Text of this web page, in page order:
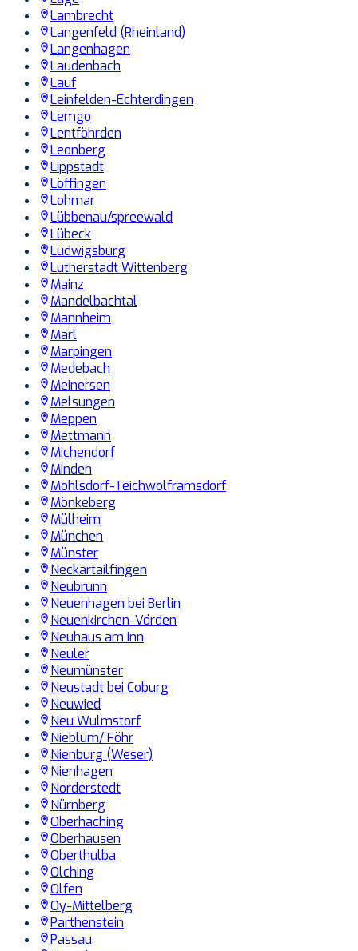
Lambrecht
Langenfeld (Rheinland)
Langenhagen
Laudenbach
Lauf
Leinfelden-Echterdingen
Lemgo
Lentföhrden
Leonberg
Lippstadt
Löffingen
Lohmar
Lübbenau/spreewald
Lübeck
Ludwigsburg
Lutherstadt Wittenberg
Mainz
Mandelbachtal
Mannheim
Marl
Marpingen
Medebach
Meinersen
Melsungen
Meppen
Mettmann
Michendorf
Minden
Mohlsdorf-Teichwolframsdorf
Mönkeberg
Mülheim
München
Münster
Neckartailfingen
Neubrunn
Neuenhagen bei Berlin
Neuenkirchen-Vörden
Neuhaus am Inn
Neuler
Neumünster
Neustadt bei Coburg
Neuwied
Neu Wulmstorf
Nieblum/ Föhr
Nienburg (Weser)
Nienhagen
Norderstedt
Nürnberg
Oberhaching
Oberhausen
Oberthulba
Olching
Olfen
Oy-Mittelberg
Parthenstein
Passau